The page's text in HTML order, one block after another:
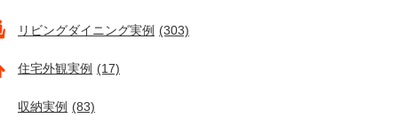
リビングダイニング実例 (303)
住宅外観実例 (17)
収納実例 (83)